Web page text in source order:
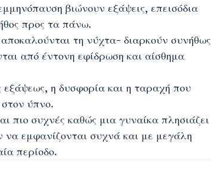
βιώνουν εξάψεις, επεισόδια
προς τα πάνω.
τη νύχτα- διαρκούν συνήθως
από έντονη εφίδρωση και αίσθημα
εξάψεως, η δυσφορία και η ταραχή που
ύπνο.
πιο συχνές καθώς μια γυναίκα πλησιάζει
εμφανίζονται συχνά και με μεγάλη
περίοδο.